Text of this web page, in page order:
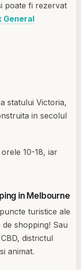
poate fi rezervat
General
statului Victoria,
in secolul
10-18, iar
in Melbourne
turistice ale
shopping! Sau
districtul
animat.